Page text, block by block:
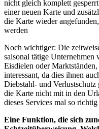
nicht gleich komplett
einer neuen Karte und
die Karte wieder
werden
Noch wichtiger: Die
saisonal tätige
Eisdielen oder
interessant, da dies ihnen
Diebstahl- und
die Karte nicht mit in den
dieses Services mal so richtig
Eine Funktion, die sich